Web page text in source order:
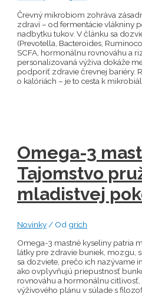
Črevný mikrobiom zohráva
zdraví – od fermentácie vlákniny
nadbytku tukov. V článku sa
(Prevotella, Bacteroides,
SCFA, hormonálnu rovnováhu a
personalizovaná výživa dokáže
podporiť zdravie črevnej bariéry.
o kalóriách – je to cesta k
Omega-3
Tajomstvo
mladistvej
Novinky / Od grich
Omega-3 mastné kyseliny patria
látky pre zdravie buniek, mozgu,
sa dozviete, prečo ich nazývame
ako ovplyvňujú priepustnosť
rovnováhu a hormonálnu
výživového plánu v súlade s